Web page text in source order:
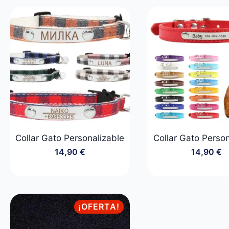
hasta
34,90 €
Collar Gato Personalizable
14,90 €
Collar Gato
14,90€
¡OFERTA!